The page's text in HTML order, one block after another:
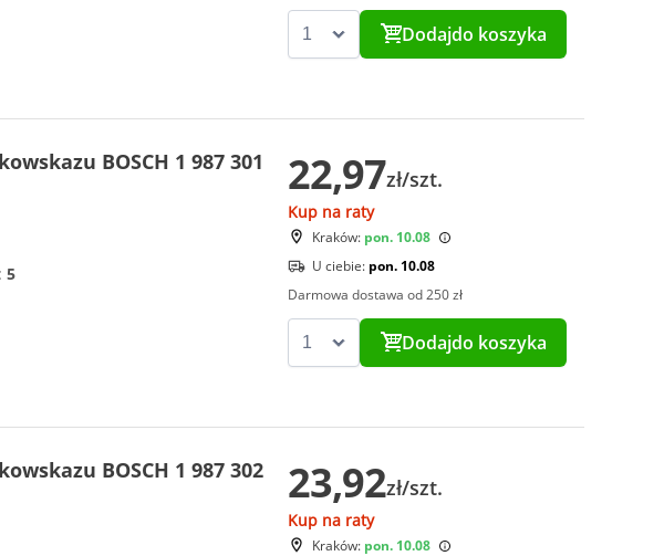
Dodajdo koszyka
BOSCH 1 987 301
5
22,97zł/szt.
Kup na raty
Kraków: pon. 10.08
U ciebie: pon. 10.08
Darmowa dostawa od 250 zł
Dodajdo koszyka
BOSCH 1 987 302
23,92zł/szt.
Kup na raty
Kraków: pon. 10.08